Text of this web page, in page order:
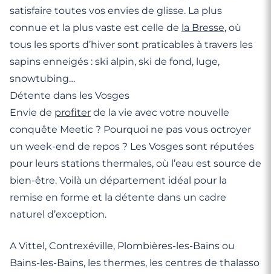
satisfaire toutes vos envies de glisse. La plus
connue et la plus vaste est celle de la Bresse, où
tous les sports d’hiver sont praticables à travers les
sapins enneigés : ski alpin, ski de fond, luge,
snowtubing…
Détente dans les Vosges
Envie de profiter de la vie avec votre nouvelle
conquête Meetic ? Pourquoi ne pas vous octroyer
un week-end de repos ? Les Vosges sont réputées
pour leurs stations thermales, où l’eau est source de
bien-être. Voilà un département idéal pour la
remise en forme et la détente dans un cadre
naturel d’exception.
A Vittel, Contrexéville, Plombières-les-Bains ou
Bains-les-Bains, les thermes, les centres de thalasso